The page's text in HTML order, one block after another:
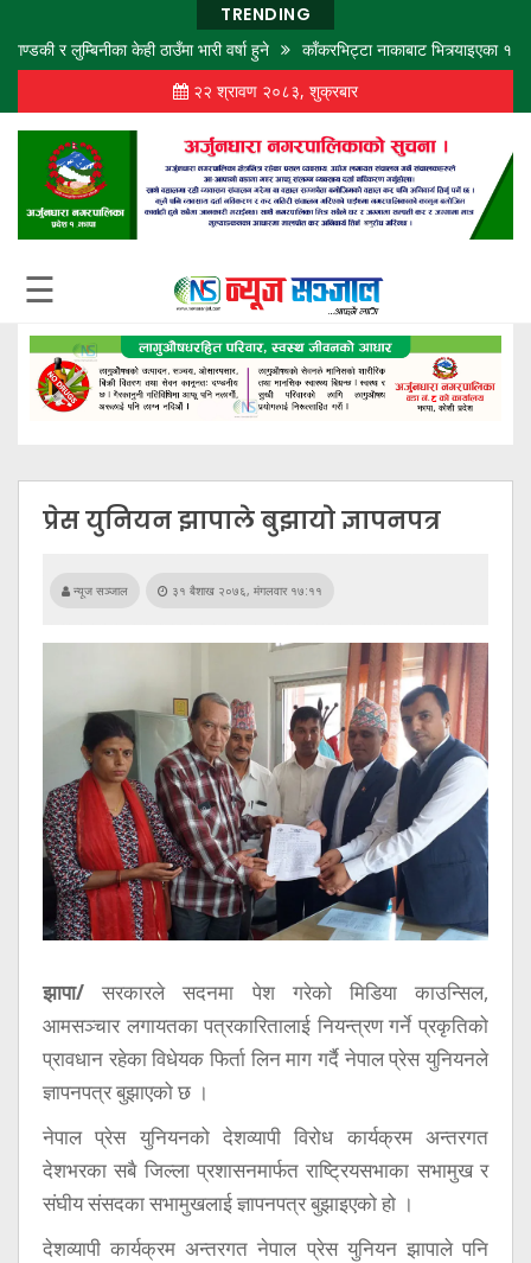
TRENDING
लुम्बिनीका केही ठाउँमा भारी वर्षा हुने
काँकरभिट्टा नाकाबाट भित्र्याइएका १८ लाख
२२ श्रावण २०८३, शुक्रबार
☰
प्रेस युनियन झापाले बुझायो ज्ञापनपत्र
न्यूज सञ्जाल ३१ बैशाख २०७६, मंगलवार १७:११
झापा/ सरकारले सदनमा पेश गरेको मिडिया काउन्सिल,
आमसञ्चार लगायतका पत्रकारितालाई नियन्त्रण गर्ने प्रकृतिको
प्रावधान रहेका विधेयक फिर्ता लिन माग गर्दै नेपाल प्रेस युनियनले
ज्ञापनपत्र बुझाएको छ ।
नेपाल प्रेस युनियनको देशव्यापी विरोध कार्यक्रम अन्तरगत
देशभरका सबै जिल्ला प्रशासनमार्फत राष्ट्रियसभाका सभामुख र
संघीय संसदका सभामुखलाई ज्ञापनपत्र बुझाइएको हो ।
देशव्यापी कार्यक्रम अन्तरगत नेपाल प्रेस युनियन झापाले पनि
पृष्ठ
समाज
विचार
शिक्षा
बजार
राजनीति
अन्तर्वार्ता
स्वास्थ्य
विज्ञापन
Tech